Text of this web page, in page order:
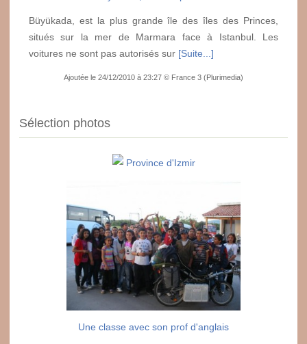
Büyükada, est la plus grande île des îles des Princes,
situés sur la mer de Marmara face à Istanbul. Les
voitures ne sont pas autorisés sur [Suite...]
Ajoutée le 24/12/2010 à 23:27 © France 3 (Plurimedia)
Sélection photos
Province d'Izmir
Une classe avec son prof d'anglais